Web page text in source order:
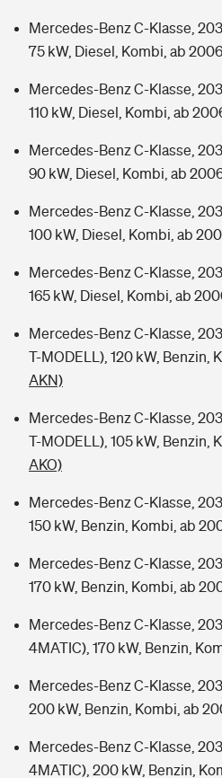
Mercedes-Benz C-Klasse,
75 kW, Diesel, Kombi, ab 2006
Mercedes-Benz C-Klasse,
110 kW, Diesel, Kombi, ab
Mercedes-Benz C-Klasse,
90 kW, Diesel, Kombi, ab
Mercedes-Benz C-Klasse,
100 kW, Diesel, Kombi, ab
Mercedes-Benz C-Klasse,
165 kW, Diesel, Kombi, ab
Mercedes-Benz C-Klasse,
T-MODELL), 120 kW, Benzin,
AKN)
Mercedes-Benz C-Klasse, 203
T-MODELL), 105 kW, Benzin,
AKO)
Mercedes-Benz C-Klasse,
150 kW, Benzin, Kombi, ab
Mercedes-Benz C-Klasse,
170 kW, Benzin, Kombi, ab
Mercedes-Benz C-Klasse,
4MATIC), 170 kW, Benzin,
Mercedes-Benz C-Klasse,
200 kW, Benzin, Kombi, ab
Mercedes-Benz C-Klasse,
4MATIC), 200 kW, Benzin,